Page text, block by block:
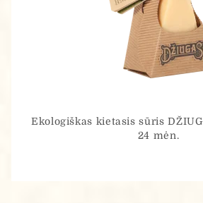
Ekologiškas kietasis sūris
24 mėn.